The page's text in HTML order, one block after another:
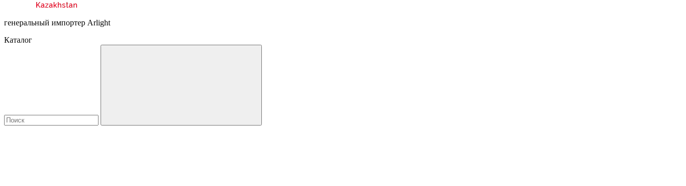
генеральный импортер Arlight
Каталог